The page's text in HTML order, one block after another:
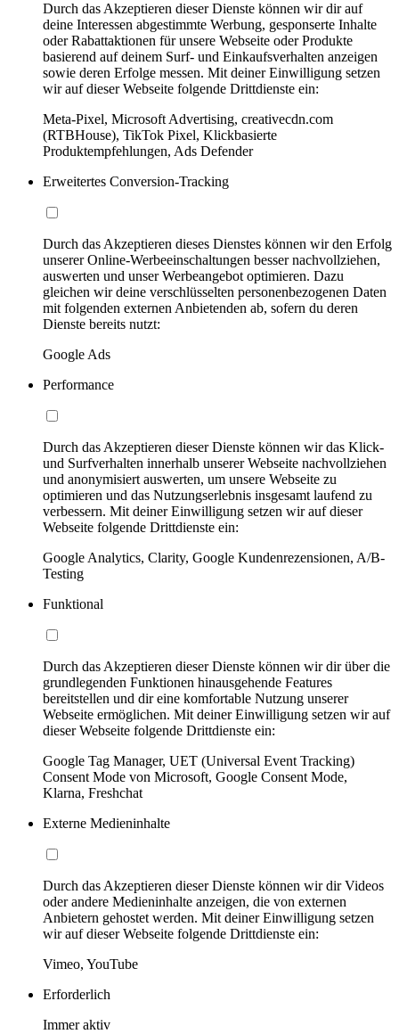
Durch das Akzeptieren dieser Dienste können wir dir auf
deine Interessen abgestimmte Werbung, gesponserte Inhalte
oder Rabattaktionen für unsere Webseite oder Produkte
basierend auf deinem Surf- und Einkaufsverhalten anzeigen
sowie deren Erfolge messen. Mit deiner Einwilligung setzen
wir auf dieser Webseite folgende Drittdienste ein:
Meta-Pixel, Microsoft Advertising, creativecdn.com
(RTBHouse), TikTok Pixel, Klickbasierte
Produktempfehlungen, Ads Defender
Erweitertes Conversion-Tracking
Durch das Akzeptieren dieses Dienstes können wir den Erfolg
unserer Online-Werbeeinschaltungen besser nachvollziehen,
auswerten und unser Werbeangebot optimieren. Dazu
gleichen wir deine verschlüsselten personenbezogenen Daten
mit folgenden externen Anbietenden ab, sofern du deren
Dienste bereits nutzt:
Google Ads
Performance
Durch das Akzeptieren dieser Dienste können wir das Klick-
und Surfverhalten innerhalb unserer Webseite nachvollziehen
und anonymisiert auswerten, um unsere Webseite zu
optimieren und das Nutzungserlebnis insgesamt laufend zu
verbessern. Mit deiner Einwilligung setzen wir auf dieser
Webseite folgende Drittdienste ein:
Google Analytics, Clarity, Google Kundenrezensionen, A/B-
Testing
Funktional
Durch das Akzeptieren dieser Dienste können wir dir über die
grundlegenden Funktionen hinausgehende Features
bereitstellen und dir eine komfortable Nutzung unserer
Webseite ermöglichen. Mit deiner Einwilligung setzen wir auf
dieser Webseite folgende Drittdienste ein:
Google Tag Manager, UET (Universal Event Tracking)
Consent Mode von Microsoft, Google Consent Mode,
Klarna, Freshchat
Externe Medieninhalte
Durch das Akzeptieren dieser Dienste können wir dir Videos
oder andere Medieninhalte anzeigen, die von externen
Anbietern gehostet werden. Mit deiner Einwilligung setzen
wir auf dieser Webseite folgende Drittdienste ein:
Vimeo, YouTube
Erforderlich
Immer aktiv